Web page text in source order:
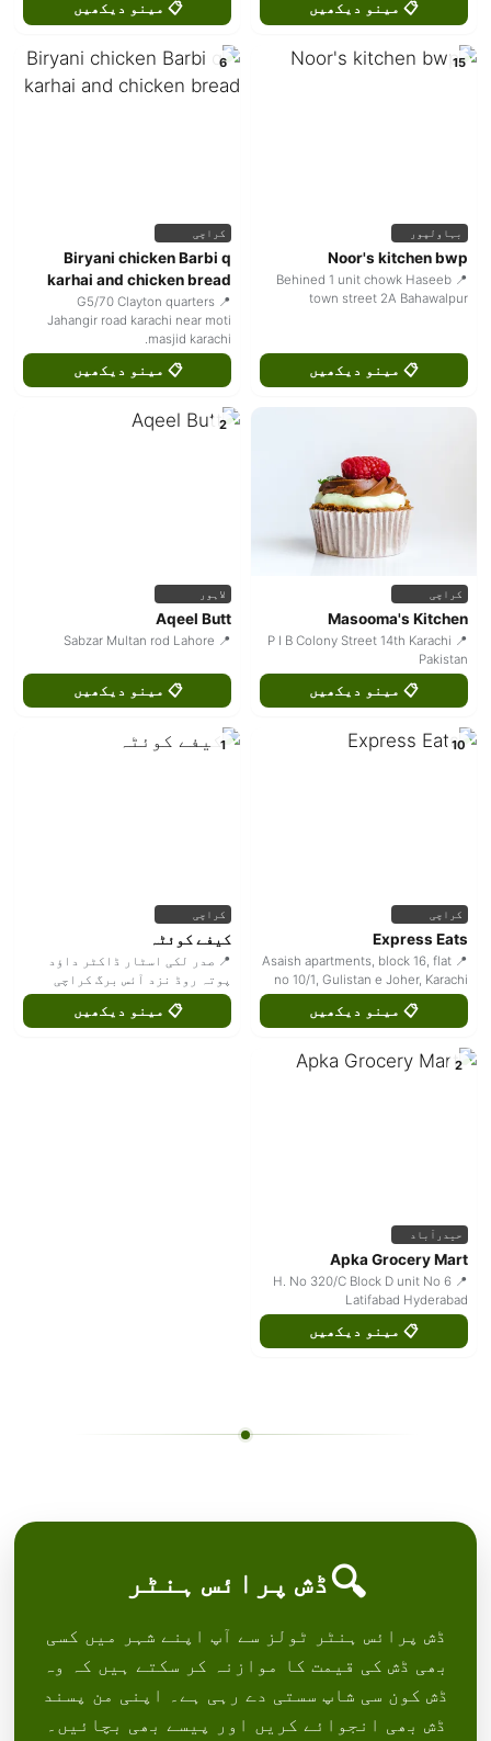
📋 مینو دیکھیں 📋 مینو دیکھیں
15
بہاولپور
Noor's kitchen bwp
📍 Behined 1 unit chowk Haseeb
town street 2A Bahawalpur
📋 مینو دیکھیں
6
کراچی
Biryani chicken Barbi q
karhai and chicken bread
📍 G5/70 Clayton quarters
Jahangir road karachi near moti
masjid karachi.
📋 مینو دیکھیں
کراچی
Masooma's Kitchen
📍 P I B Colony Street 14th Karachi
Pakistan
📋 مینو دیکھیں
2
لاہور
Aqeel Butt
📍 Sabzar Multan rod Lahore
📋 مینو دیکھیں
10
کراچی
Express Eats
📍 Asaish apartments, block 16, flat
no 10/1, Gulistan e Joher, Karachi
📋 مینو دیکھیں
1
کراچی
کیفے کوئٹہ
📍 صدر لکی اسٹار ڈاکٹر داؤد
پوتہ روڈ نزد آئس برگ کراچی
📋 مینو دیکھیں
2
حیدرآباد
Apka Grocery Mart
📍 H. No 320/C Block D unit No 6
Latifabad Hyderabad
📋 مینو دیکھیں
🔍ڈش پرائس ہنٹر
ڈش پرائس ہنٹر ٹولز سے آپ اپنے شہر میں کسی
بھی ڈش کی قیمت کا موازنہ کر سکتے ہیں کہ وہ
ڈش کون سی شاپ سستی دے رہی ہے۔ اپنی من پسند
ڈش بھی انجوائے کریں اور پیسے بھی بچائیں۔